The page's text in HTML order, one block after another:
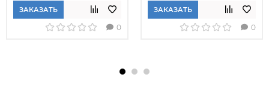
ЗАКАЗАТЬ
0
ЗАКАЗАТЬ
0